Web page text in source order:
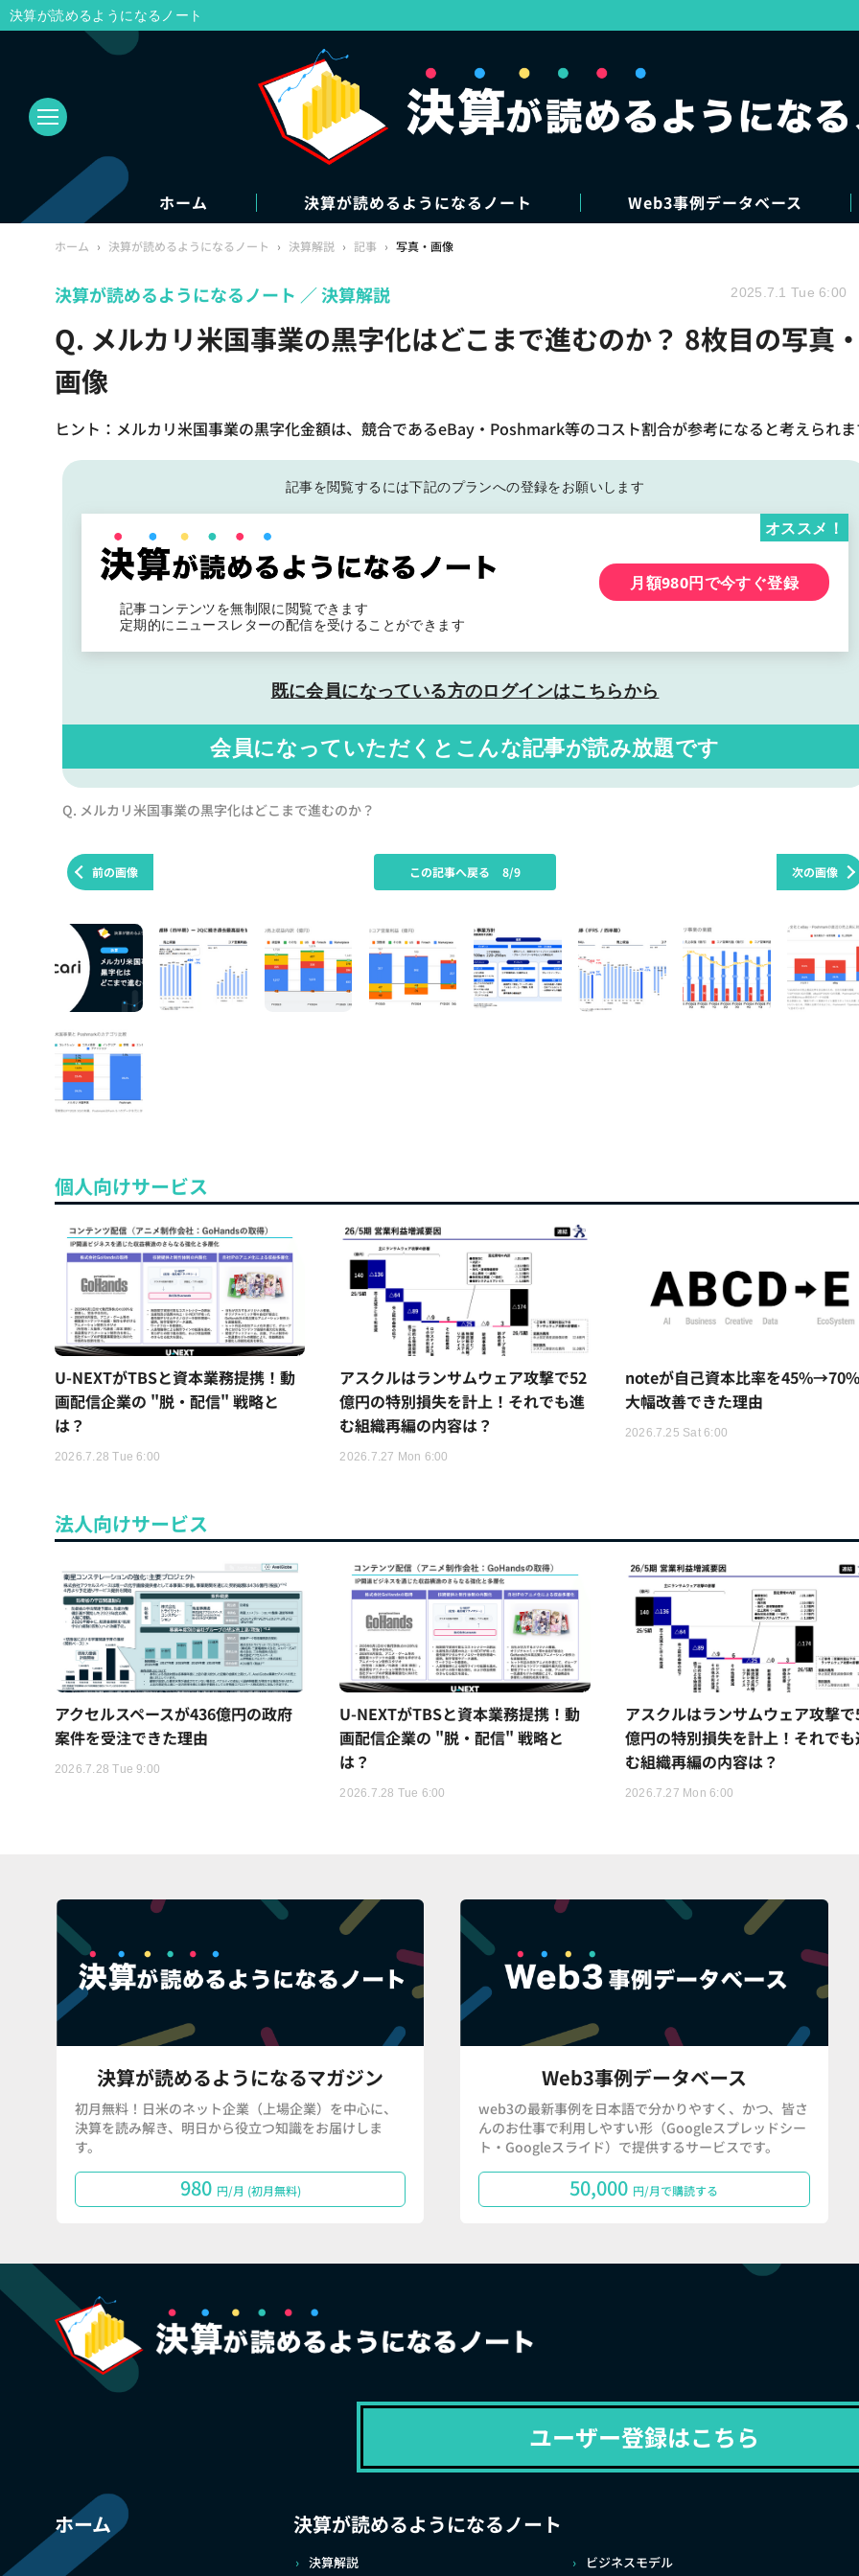
ホーム 決算が読めるようになるノート Web3事例データベース
ホーム › 決算が読めるようになるノート › 決算解説 › 記事 › 写真・画像
Q. メルカリ米国事業の黒字化はどこまで進むのか？ 8枚目の写真
画像
ヒント：メルカリ米国事業の黒字化金額は、競合であるeBay・Poshmark等のコスト割合が参考になると考えられ
決算が読めるようになるノート 決算解説 2025.7.1 Tue 6:00
記事を閲覧するには下記のプランへの登録をお願いします
記事コンテンツを無制限に閲覧できます
定期的にニュースレターの配信を受けることができます
オススメ！
月額980円で今すぐ登録
既に会員になっている方のログインはこちらから
会員になっていただくと こんな記事が読み放題です
Q. メルカリ米国事業の黒字化はどこまで進むのか？
前の画像 次の画像
この記事へ戻る 8/9
個人向けサービス
U-NEXTがTBSと資本業務提携！動
画配信企業の "脱・配信" 戦略と
は？
2026.7.28 Tue 6:00
アスクルはランサムウェア攻撃で52
億円の特別損失を計上！それでも進
む組織再編の内容は？
2026.7.27 Mon 6:00
noteが自己資本比率を
大幅改善できた理由
2026.7.25 Sat 6:00
法人向けサービス
アクセルスペースが436億円の政府
案件を受注できた理由
2026.7.28 Tue 9:00
U-NEXTがTBSと資本業務提携！動
画配信企業の "脱・配信" 戦略と
は？
2026.7.28 Tue 6:00
アスクルはランサムウェア攻撃
億円の特別損失を計上！それでも
む組織再編の内容は？
2026.7.27 Mon 6:00
決算が読めるようになるマガジン
初月無料！日米のネット企業（上場企業）を中心に、
決算を読み解き、明日から役立つ知識をお届けしま
す。
980 円/月 (初月無料)
Web3事例データベース
web3の最新事例を日本語で分かりやすく、かつ、皆さ
んのお仕事で利用しやすい形（Googleスプレッドシー
ト・Googleスライド）で提供するサービスです。
50,000 円/月で購読する
ユーザー登録はこちら
ホーム 決算が読めるようになるノート
決算解説 ビジネスモデル
決算が読めるようになるノート